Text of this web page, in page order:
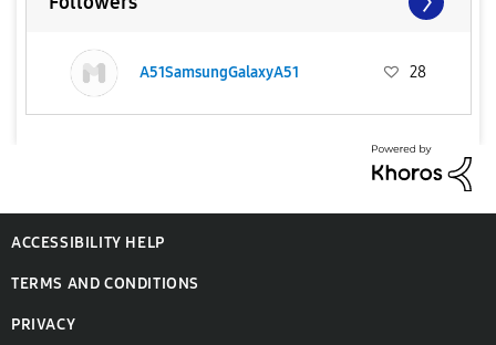
A51SamsungGalaxyA51 28
ACCESSIBILITY HELP
TERMS AND CONDITIONS
PRIVACY